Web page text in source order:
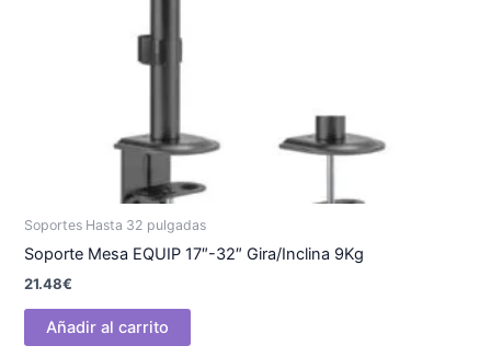
Soportes Hasta 32 pulgadas
Soporte Mesa EQUIP 17″-32″ Gira/Inclina 9Kg
21.48€
Añadir al carrito